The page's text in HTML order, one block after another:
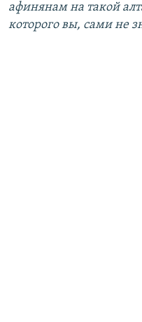
афинянам на такой
которого вы, сами не